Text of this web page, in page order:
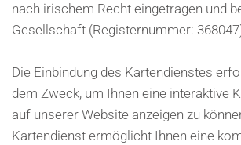
nach irischem Recht eingetragen und
Gesellschaft (Registernummer:
Die Einbindung des Kartendienstes
dem Zweck, um Ihnen eine interaktive
auf unserer Website anzeigen zu
Kartendienst ermöglicht Ihnen eine